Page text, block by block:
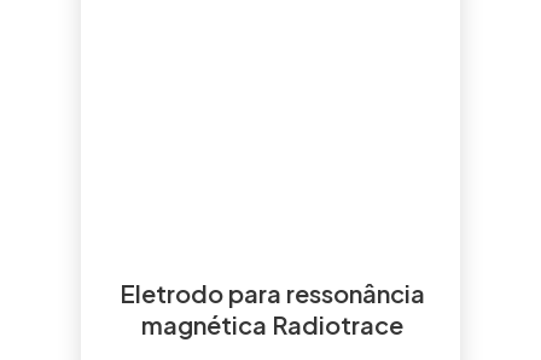
Eletrodo para ressonância
magnética Radiotrace